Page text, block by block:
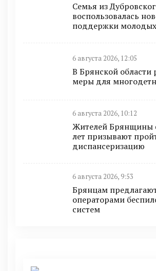
Семья из
воспользовалась
поддержки
6 августа 2026, 12:05
В Брянской
меры для
6 августа 2026, 10:12
Жителей Брянщины
лет призывают
диспансеризацию
6 августа 2026, 9:53
Брянцам
оперaторами
систeм